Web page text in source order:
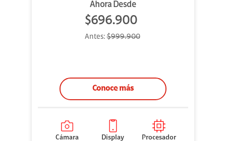
Ahora Desde
$696.900
Antes:$999.900
Conoce más
Cámara
Display
Procesador